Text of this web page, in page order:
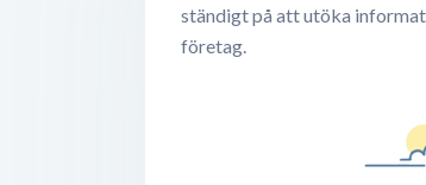
ständigt på att utöka
företag.